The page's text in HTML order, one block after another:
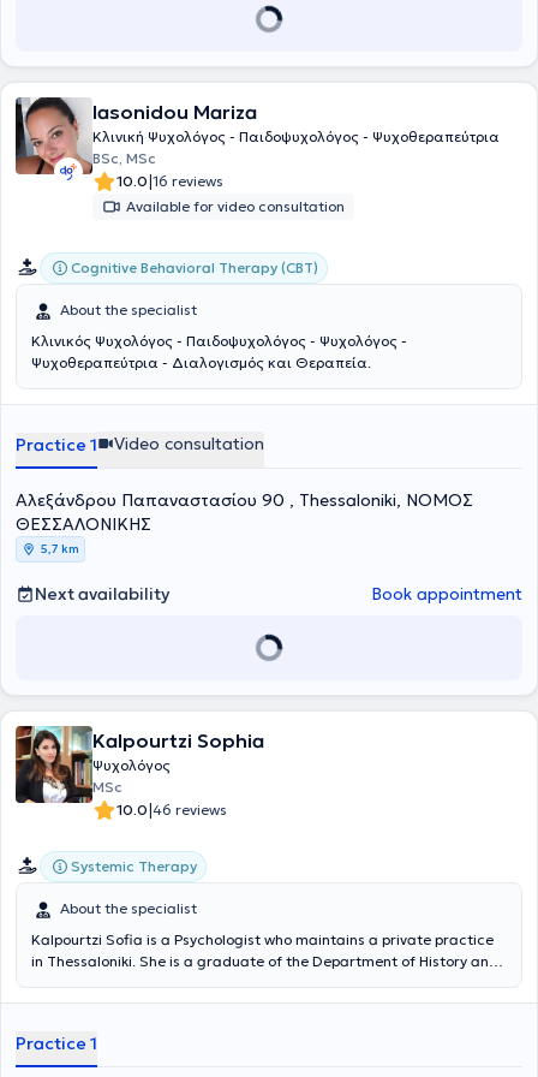
anxiety, depression, panic attacks, anger management, eating
Iasonidou Mariza
Κλινική Ψυχολόγος - Παιδοψυχολόγος - Ψυχοθεραπεύτρια
BSc, MSc
10.0|16 reviews
Available for video consultation
Cognitive Behavioral Therapy (CBT)
About the specialist
Κλινικός Ψυχολόγος - Παιδοψυχολόγος - Ψυχολόγος -
Ψυχοθεραπεύτρια - Διαλογισμός και Θεραπεία.
Practice 1 Video consultation
Αλεξάνδρου Παπαναστασίου 90 , Thessaloniki, ΝΟΜΟΣ
ΘΕΣΣΑΛΟΝΙΚΗΣ
5,7 km
Next availability Book appointment
Kalpourtzi Sophia
Ψυχολόγος
MSc
10.0|46 reviews
Systemic Therapy
About the specialist
Kalpourtzi Sofia is a Psychologist who maintains a private practice
in Thessaloniki. She is a graduate of the Department of History and
and passion for people led her to continue and complete her studies
Thessaloniki. The combination of these specific fields is very
important to her, as just as an archaeologist identifies significant
Practice 1